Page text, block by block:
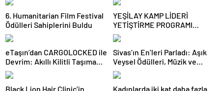
6. Humanitarian Film Festival
Ödülleri Sahiplerini Buldu
YEŞİLAY KAMP LİDERİ
YETİŞTİRME PROGRAMI
BAŞVURULARI BAŞLADI
eTaşın’dan CARGOLOCKED ile
Devrim: Akıllı Kilitli Taşıma
Hizmeti!
Sivas’ın En’leri Parladı: Aşık
Veysel Ödülleri, Müzik ve
Sanatın Yıldızlarını Bir Araya
Getirdi
Black Lion Hair Clinic’in
Kadınlarda iki kat daha fazla